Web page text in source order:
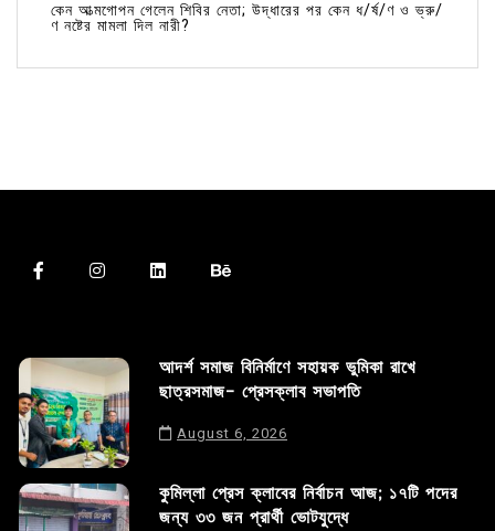
কেন আত্মগোপন গেলেন শিবির নেতা; উদ্ধারের পর কেন ধ/র্ষ/ণ ও ভ্রু/
ণ নষ্টের মামলা দিল নারী?
আদর্শ সমাজ বিনির্মাণে সহায়ক ভুমিকা রাখে
ছাত্রসমাজ- প্রেসক্লাব সভাপতি
August 6, 2026
কুমিল্লা প্রেস ক্লাবের নির্বাচন আজ; ১৭টি পদের
জন্য ৩৩ জন প্রার্থী ভোটযুদ্ধে